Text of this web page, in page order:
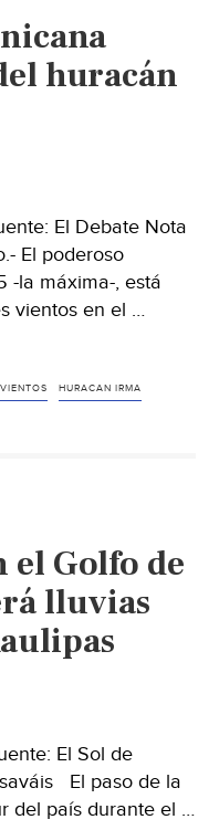
huracán
El Debate Nota
El poderoso
-la máxima-, está
vientos en el …
HURACAN IRMA
el Golfo de
lluvias
El Sol de
El paso de la
del país durante el …